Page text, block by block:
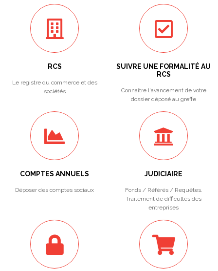
RCS
Le registre du commerce et des
sociétés
SUIVRE UNE FORMALITÉ AU
RCS
Connaitre l'avancement de votre
dossier déposé au greffe
COMPTES ANNUELS
Déposer des comptes sociaux
JUDICIAIRE
Fonds / Référés / Requêtes.
Traitement de difficultés des
entreprises